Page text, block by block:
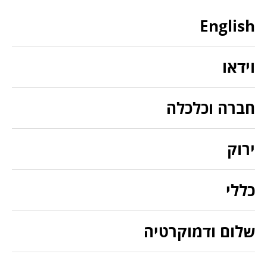
English
וידאו
חברה וכלכלה
ירוק
כללי
שלום ודמוקרטיה